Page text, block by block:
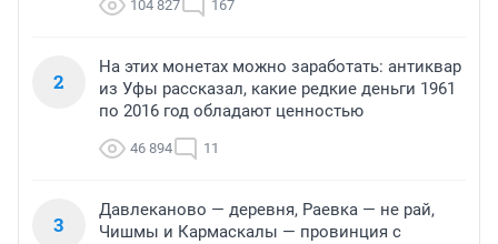
104 827 167
2
На этих монетах можно заработать: антиквар
из Уфы рассказал, какие редкие деньги 1961
по 2016 год обладают ценностью
46 894 11
3
Давлеканово — деревня, Раевка — не рай,
Чишмы и Кармаскалы — провинция с